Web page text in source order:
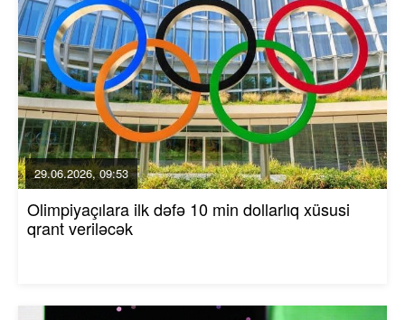
29.06.2026, 09:53
Olimpiyaçılara ilk dəfə 10 min dollarlıq xüsusi
qrant veriləcək